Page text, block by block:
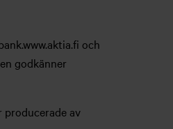
och
godkänner
producerade av